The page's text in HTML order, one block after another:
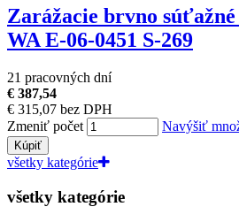
Zarážacie brvno
WA E-06-0451 S-269
21 pracovných dní
€ 387,54
€ 315,07 bez DPH
Zmeniť počet
Navýšiť
Kúpiť
všetky kategórie
všetky kategórie